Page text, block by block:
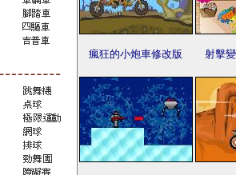
瘋狂的小炮車修改版 射擊